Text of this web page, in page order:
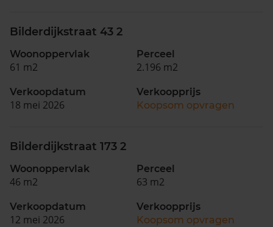
Bilderdijkstraat 43 2
Woonoppervlak
61 m2
Perceel
2.196 m2
Verkoopdatum
18 mei 2026
Verkoopprijs
Koopsom opvragen
Bilderdijkstraat 173 2
Woonoppervlak
46 m2
Perceel
63 m2
Verkoopdatum
12 mei 2026
Verkoopprijs
Koopsom opvragen